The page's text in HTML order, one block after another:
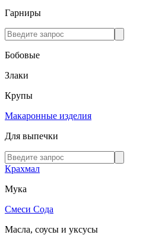
Гарниры
Бобовые
Злаки
Крупы
Макаронные изделия
Для выпечки
Крахмал
Мука
Смеси Сода
Масла, соусы и уксусы